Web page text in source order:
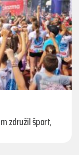
združil šport,